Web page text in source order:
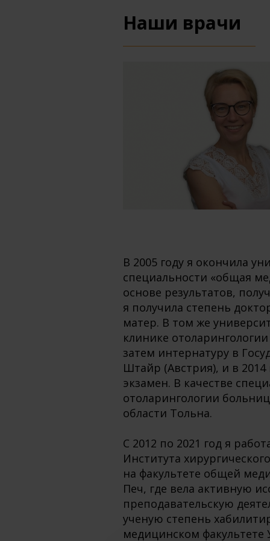
Наши врачи
В 2005 году я окончила
специальности «общая
основе результатов,
я получила степень
матер. В том же
клинике
затем интернатуру в
Штайр (Австрия), и в
экзамен. В качестве
отоларингологии
области Тольна.
С 2012 по 2021 год я
Института
на факультете общей
Печ, где вела активную
преподавательскую
ученую степень
медицинском факультете